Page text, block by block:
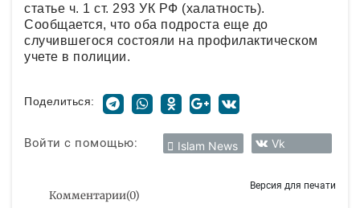
статье ч. 1 ст. 293 УК РФ (халатность).
Сообщается, что оба подроста еще до
случившегося состояли на профилактическом
учете в полиции.
Поделиться:
Войти с помощью: Islam News Vk
Комментарии(0)
Версия для печати